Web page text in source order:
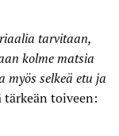
tarvitaan,
kolme matsia
selkeä etu ja
tärkeän toiveen: